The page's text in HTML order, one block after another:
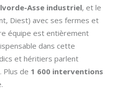
Asse industriel, et le
Diest) avec ses fermes et
équipe est entièrement
dans cette
et héritiers parlent
Plus de 1 600 interventions